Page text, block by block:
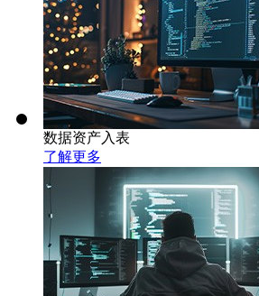
数据资产入表
了解更多